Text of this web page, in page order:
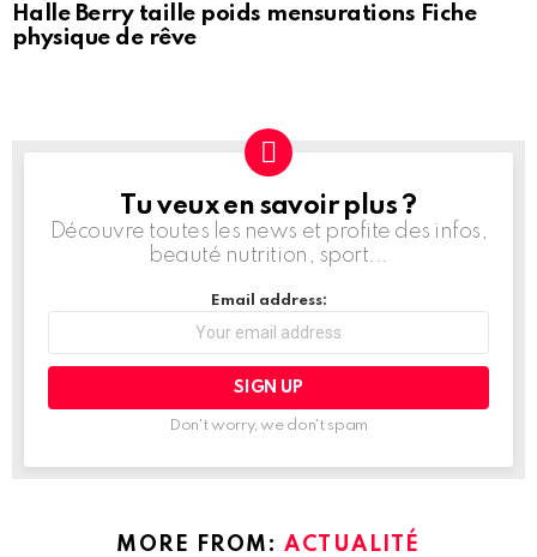
Halle Berry taille poids mensurations Fiche
physique de rêve
NEWSLETTERTu veux en savoir plus ?
Découvre toutes les news et profite des infos,
beauté nutrition, sport...
Email address:
Don't worry, we don't spam
MORE FROM:ACTUALITÉ